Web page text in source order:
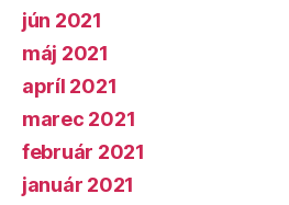
jún 2021
máj 2021
apríl 2021
marec 2021
február 2021
január 2021